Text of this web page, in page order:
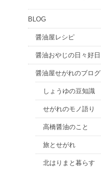
BLOG
醤油屋レシピ
醤油おやじの日々好日
醤油屋せがれのブログ
しょうゆの豆知識
せがれのモノ語り
高橋醤油のこと
旅とせがれ
北はりまと暮らす